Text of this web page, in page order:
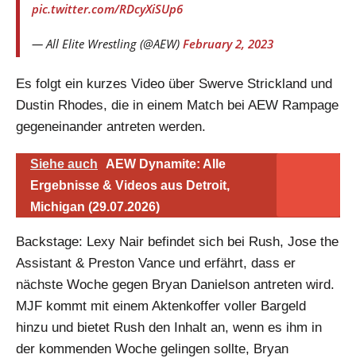
pic.twitter.com/RDcyXiSUp6
— All Elite Wrestling (@AEW) February 2, 2023
Es folgt ein kurzes Video über Swerve Strickland und
Dustin Rhodes, die in einem Match bei AEW Rampage
gegeneinander antreten werden.
Siehe auch
AEW Dynamite: Alle
Ergebnisse & Videos aus Detroit,
Michigan (29.07.2026)
Backstage: Lexy Nair befindet sich bei Rush, Jose the
Assistant & Preston Vance und erfährt, dass er
nächste Woche gegen Bryan Danielson antreten wird.
MJF kommt mit einem Aktenkoffer voller Bargeld
hinzu und bietet Rush den Inhalt an, wenn es ihm in
der kommenden Woche gelingen sollte, Bryan